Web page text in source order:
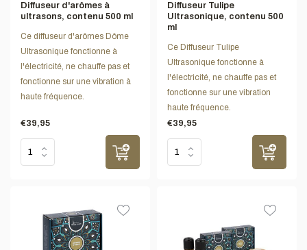
Diffuseur d'arômes à
ultrasons, contenu 500 ml
Ce diffuseur d'arômes Dôme
Ultrasonique fonctionne à
l'électricité, ne chauffe pas et
fonctionne sur une vibration à
haute fréquence.
€39,95
Diffuseur Tulipe
Ultrasonique, contenu 500
ml
Ce Diffuseur Tulipe
Ultrasonique fonctionne à
l'électricité, ne chauffe pas et
fonctionne sur une vibration
haute fréquence.
€39,95